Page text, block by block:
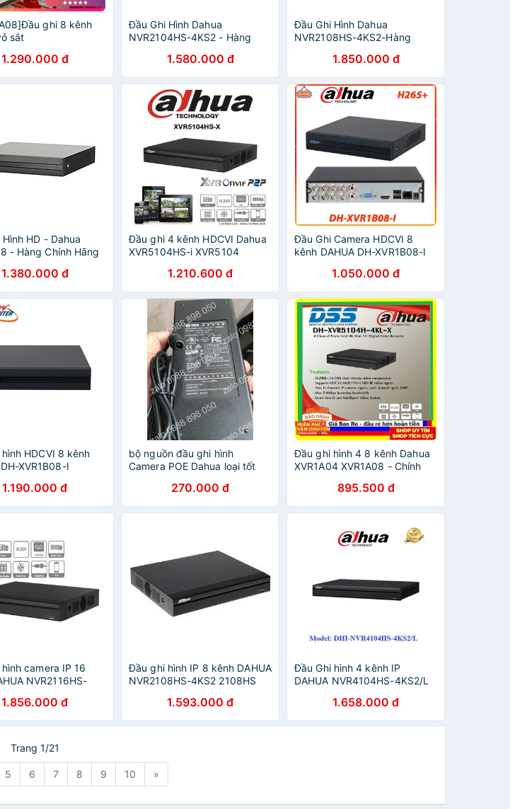
ghi 8 kênh
sắt
1.290.000 đ
Đầu Ghi Hình Dahua
NVR2104HS-4KS2 - Hàng
1.580.000 đ
Đầu Ghi Hình Dahua
NVR2108HS-4KS2-Hàng
1.850.000 đ
HD - Dahua
- Hàng Chính Hãng
1.380.000 đ
Đầu ghi 4 kênh HDCVI Dahua
XVR5104HS-i XVR5104
1.210.600 đ
Đầu Ghi Camera HDCVI 8
kênh DAHUA DH-XVR1B08-I
1.050.000 đ
HDCVI 8 kênh
XVR1B08-I
1.190.000 đ
bộ nguồn đầu ghi hình
Camera POE Dahua loại tốt
270.000 đ
Đầu ghi hình 4 8 kênh Dahua
XVR1A04 XVR1A08 - Chính
895.500 đ
camera IP 16
NVR2116HS-
1.856.000 đ
Đầu ghi hình IP 8 kênh DAHUA
NVR2108HS-4KS2 2108HS
1.593.000 đ
Đầu Ghi hình 4 kênh IP
DAHUA NVR4104HS-4KS2/L
1.658.000 đ
Trang 1/21
5 6 7 8 9 10 »